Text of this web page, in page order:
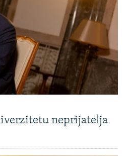
neprijatelja